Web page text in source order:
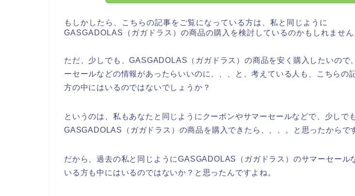
もしかしたら、こちらの記事をご覧になっている方は、私と同じように
GASGADOLAS（ガガドラス）の商品の購入を検討しているのかもしれません
ただ、少しでも、GASGADOLAS（ガガドラス）の商品を安く購入したいので
ーセールなどの情報があったらいいのに、、、と、考えている人も、こちらの
方の中にはいるのではないでしょうか？
というのは、私もあなたと同じようにクーポンやサマーセールなどで、少しで
GASGADOLAS（ガガドラス）の商品を購入できたら、、、。と思ったからで
だから、過去の私と同じようにGASGADOLAS（ガガドラス）のサマーセール
いる方も中にはいるのではないか？と思ったんですよね。